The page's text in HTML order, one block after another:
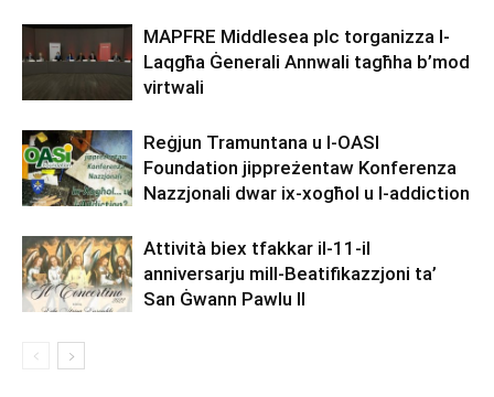
MAPFRE Middlesea plc torganizza l-
Laqgħa Ġenerali Annwali tagħha b’mod
virtwali
Reġjun Tramuntana u l-OASI
Foundation jippreżentaw Konferenza
Nazzjonali dwar ix-xogħol u l-addiction
Attività biex tfakkar il-11-il
anniversarju mill-Beatifikazzjoni ta’
San Ġwann Pawlu II